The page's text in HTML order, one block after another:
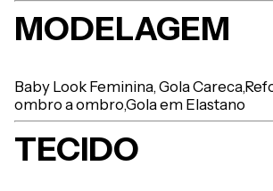
MODELAGEM
Baby Look Feminina, Gola Careca,
ombro a ombro,Gola em Elastano
TECIDO